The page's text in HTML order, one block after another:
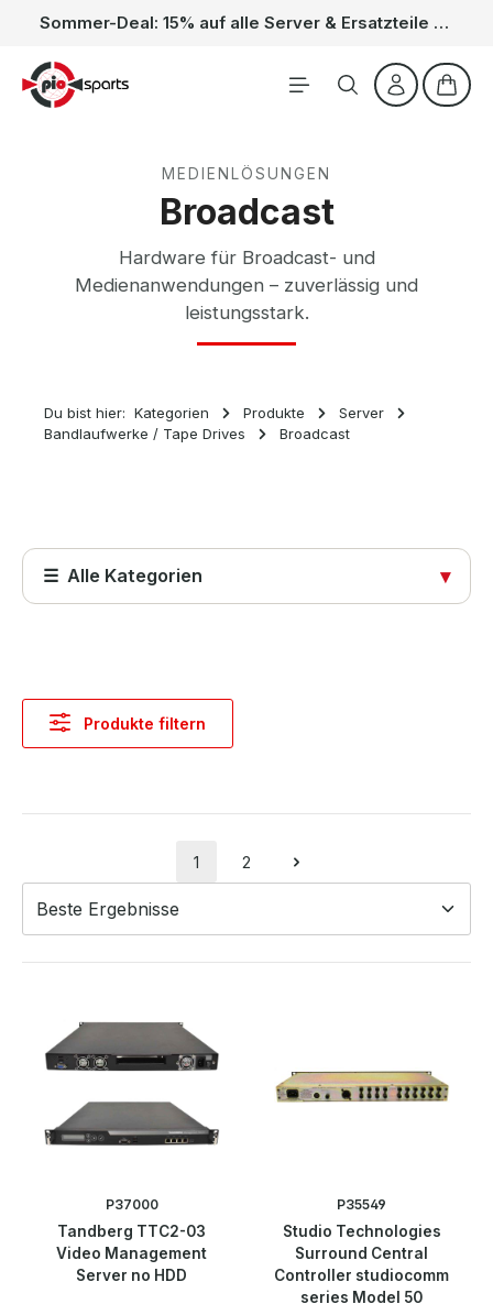
Zum Hauptinhalt springen Sommer-Deal: 15% auf alle Server & Ersatzteile – Kein Code nötig, der Rabatt wird automatisch im Warenkorb abgezogen. Gültig vom 01.06. bis 31.08.
MEDIENLÖSUNGEN
Broadcast
Hardware für Broadcast- und
Medienanwendungen – zuverlässig und
leistungsstark.
Du bist hier: Kategorien Produkte
Server
Bandlaufwerke / Tape Drives
Broadcast
☰ Alle Kategorien ▾
Produkte
Abdeckungen
Kabel & Adapter
Komponenten & Ersatzteile
Peripherie & Zubehör
Bandlaufwerke / Tape Drives
Broadcast
Hersteller
Produkte filtern
Seite
1
Seite
2
P37000
Tandberg TTC2-03
Video Management
Server no HDD
P35549
Studio Technologies
Surround Central
Controller studiocomm
series Model 50